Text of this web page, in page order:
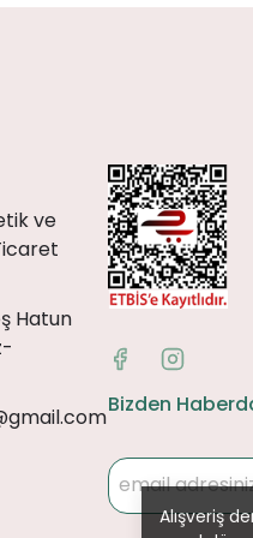
Alışveriş
ve
Hatun
Bizden